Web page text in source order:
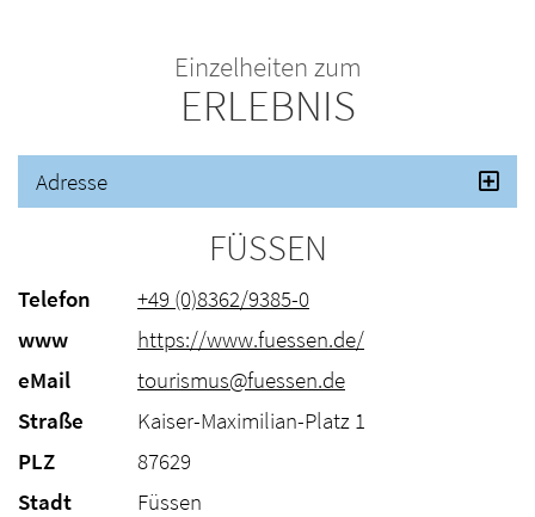
Einzelheiten zum
ERLEBNIS
Adresse
FÜSSEN
Telefon
+49 (0)8362/9385-0
www
https://www.fuessen.de/
eMail
tourismus@fuessen.de
Straße
Kaiser-Maximilian-Platz 1
PLZ
87629
Stadt
Füssen